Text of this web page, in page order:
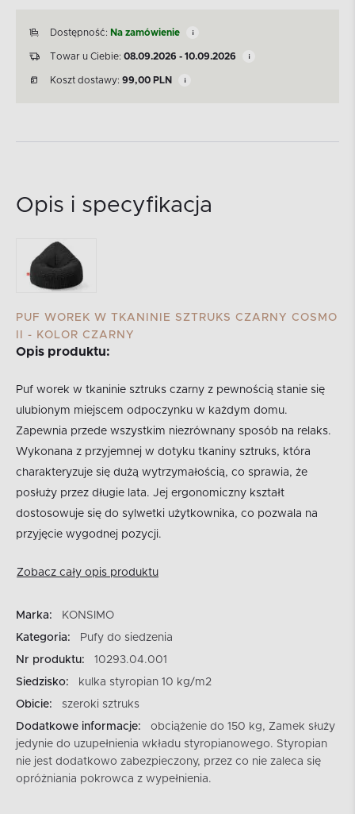
Dostępność: Na zamówienie
Towar u Ciebie: 08.09.2026 - 10.09.2026
Koszt dostawy: 99,00 PLN
Opis i specyfikacja
PUF WOREK W TKANINIE SZTRUKS CZARNY COSMO
II - KOLOR CZARNY
Opis produktu:
Puf worek w tkaninie sztruks czarny z pewnością stanie się
ulubionym miejscem odpoczynku w każdym domu.
Zapewnia przede wszystkim niezrównany sposób na relaks.
Wykonana z przyjemnej w dotyku tkaniny sztruks, która
charakteryzuje się dużą wytrzymałością, co sprawia, że
posłuży przez długie lata. Jej ergonomiczny kształt
dostosowuje się do sylwetki użytkownika, co pozwala na
przyjęcie wygodnej pozycji.
Zobacz cały opis produktu
Marka:
KONSIMO
Kategoria:
Pufy do siedzenia
Nr produktu:
10293.04.001
Siedzisko:
kulka styropian 10 kg/m2
Obicie:
szeroki sztruks
Dodatkowe informacje:
obciążenie do 150 kg, Zamek służy
jedynie do uzupełnienia wkładu styropianowego. Styropian
nie jest dodatkowo zabezpieczony, przez co nie zaleca się
opróżniania pokrowca z wypełnienia.